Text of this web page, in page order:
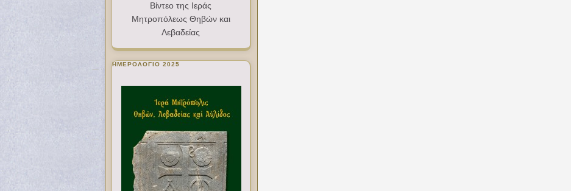
Βίντεο της Ιεράς
Μητροπόλεως Θηβών και
Λεβαδείας
ΗΜΕΡΟΛΟΓΙΟ 2025